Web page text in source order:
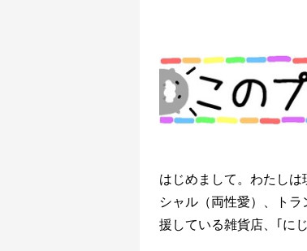
はじめまして。わたし
シャル（両性愛）、ト
援している雑貨店、｢に